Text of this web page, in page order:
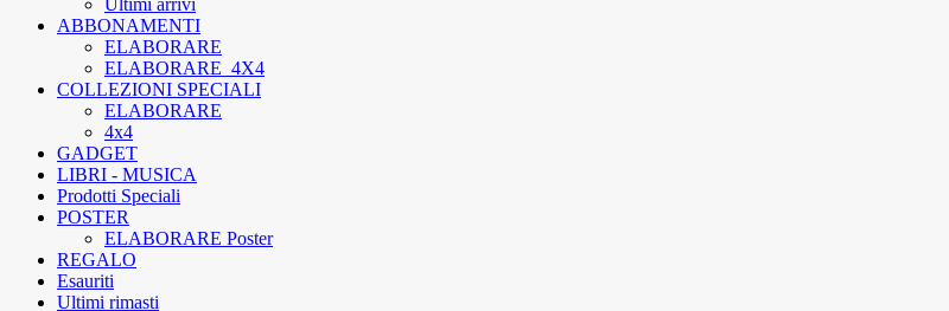
ABBONAMENTI
ELABORARE
ELABORARE_4X4
COLLEZIONI SPECIALI
ELABORARE
4x4
GADGET
LIBRI - MUSICA
Prodotti Speciali
POSTER
ELABORARE Poster
REGALO
Esauriti
Ultimi rimasti